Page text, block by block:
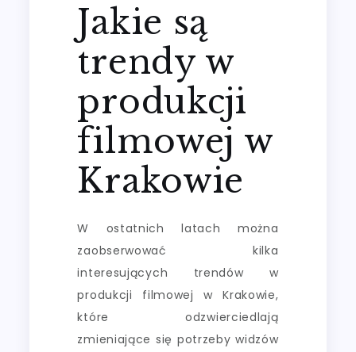
Jakie są
trendy w
produkcji
filmowej w
Krakowie
W ostatnich latach można
zaobserwować kilka
interesujących trendów w
produkcji filmowej w Krakowie,
które odzwierciedlają
zmieniające się potrzeby widzów